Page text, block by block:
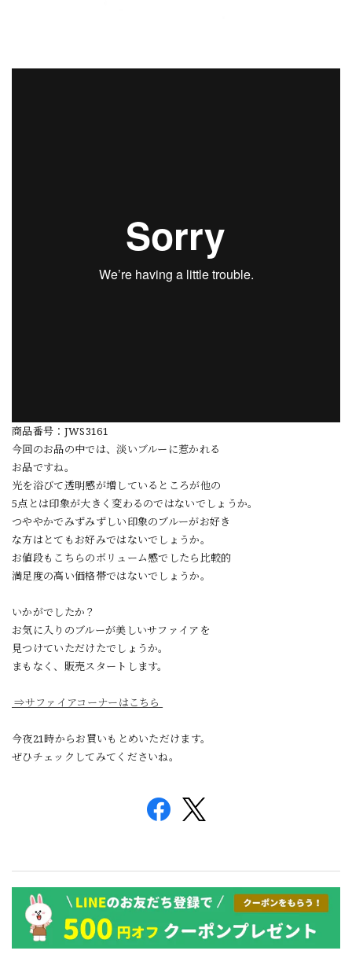
商品番号：JWS3161
今回のお品の中では、淡いブルーに惹かれる
お品ですね。
光を浴びて透明感が増しているところが他の
5点とは印象が大きく変わるのではないでしょうか。
つややかでみずみずしい印象のブルーがお好き
な方はとてもお好みではないでしょうか。
お値段もこちらのボリューム感でしたら比較的
満足度の高い価格帯ではないでしょうか。
いかがでしたか？
お気に入りのブルーが美しいサファイアを
見つけていただけたでしょうか。
まもなく、販売スタートします。
⇒サファイアコーナーはこちら
今夜21時からお買いもとめいただけます。
ぜひチェックしてみてくださいね。